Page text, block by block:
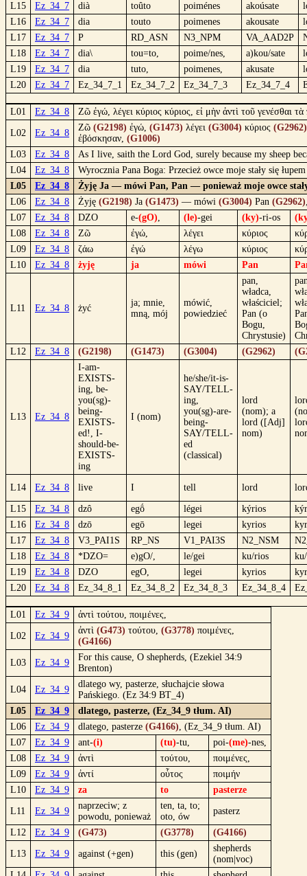
L15
Ez_34_7 dià toûto poiménes akoúsate
L16
Ez_34_7 dia touto poimenes akousate
L17
Ez_34_7 P RD_ASN N3_NPM VA_AAD2P
L18
Ez_34_7 dia\ tou=to, poime/nes, a)kou/sate
L19
Ez_34_7 dia tuto, poimenes, akusate
L20
Ez_34_7 Ez_34_7_1 Ez_34_7_2 Ez_34_7_3 Ez_34_7_4
L01 Ez_34_8 Ζῶ ἐγώ, λέγει κύριος κύριος, εἰ μὴν ἀντὶ τοῦ γενέσθαι
L02 Ez_34_8
Ζῶ (G2198) ἐγώ, (G1473) λέγει (G3004) κύριος (G2962)
ἐβόσκησαν, (G1006)
L03
Ez_34_8
As I live, saith the Lord God, surely because my sheep
L04
Ez_34_8
Wyrocznia Pana Boga: Przecież owce moje stały się
L05
Ez_34_8
Żyję Ja — mówi Pan, Pan — ponieważ moje owce
L06
Ez_34_8 Żyję (G2198) Ja (G1473) — mówi (G3004) Pan (G2962)
L07
Ez_34_8 DZO e-(gO), (le)-gei (ky)-ri-os
L08
Ez_34_8 Ζῶ ἐγώ, λέγει κύριος
L09
Ez_34_8 ζάω ἐγώ λέγω κύριος
L10
Ez_34_8 żyję ja mówi Pan
L11 Ez_34_8 żyć
ja; mnie,
mną, mój
mówić,
powiedzieć
pan,
władca,
właściciel;
Pan (o
Bogu,
Chrystusie)
L12
Ez_34_8 (G2198) (G1473) (G3004) (G2962)
L13 Ez_34_8
I-am-
EXISTS-
ing, be-
you(sg)-
being-
EXISTS-
ed!, I-
should-be-
EXISTS-
ing
I (nom)
he/she/it-is-
SAY/TELL-
ing,
you(sg)-are-
being-
SAY/TELL-
ed
(classical)
lord
(nom); a
lord ([Adj]
nom)
L14 Ez_34_8 live I tell lord
L15 Ez_34_8 dzô egṓ légei kýrios
L16
Ez_34_8 dzō egō legei kyrios
L17
Ez_34_8 V3_PAI1S RP_NS V1_PAI3S N2_NSM
L18
Ez_34_8 *DZO= e)gO/, le/gei ku/rios
L19
Ez_34_8 DZO egO, legei kyrios
L20
Ez_34_8 Ez_34_8_1 Ez_34_8_2 Ez_34_8_3 Ez_34_8_4
L01 Ez_34_9 ἀντὶ τούτου, ποιμένες,
L02 Ez_34_9
ἀντὶ (G473) τούτου, (G3778) ποιμένες,
(G4166)
L03 Ez_34_9
For this cause, O shepherds, (Ezekiel 34:9
Brenton)
L04 Ez_34_9
dlatego wy, pasterze, słuchajcie słowa
Pańskiego. (Ez 34:9 BT_4)
L05
Ez_34_9
dlatego, pasterze, (Ez_34_9 tłum. AI)
L06
Ez_34_9 dlatego, pasterze (G4166), (Ez_34_9 tłum. AI)
L07
Ez_34_9 ant-(i) (tu)-tu, poi-(me)-nes,
L08
Ez_34_9 ἀντὶ τούτου,
ποιμένες,
L09
Ez_34_9 ἀντί οὗτος
ποιμήν
L10
Ez_34_9 za to pasterze
L11 Ez_34_9
naprzeciw; z
powodu, ponieważ
ten, ta, to;
oto, ów
pasterz
L12 Ez_34_9 (G473) (G3778) (G4166)
L13 Ez_34_9 against (+gen) this (gen)
shepherds
(nom|voc)